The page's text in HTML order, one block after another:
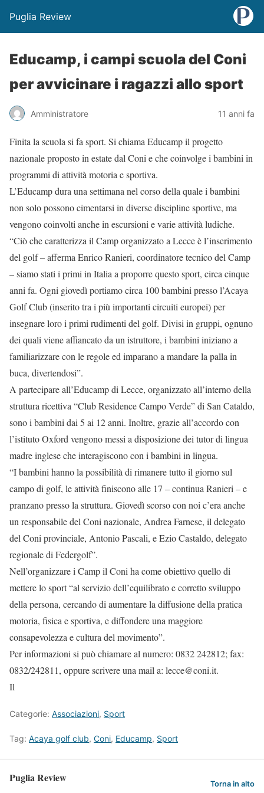
Puglia Review
Educamp, i campi scuola del Coni
per avvicinare i ragazzi allo sport
Amministratore 11 anni fa
Finita la scuola si fa sport. Si chiama Educamp il progetto
nazionale proposto in estate dal Coni e che coinvolge i bambini in
programmi di attività motoria e sportiva.
L’Educamp dura una settimana nel corso della quale i bambini
non solo possono cimentarsi in diverse discipline sportive, ma
vengono coinvolti anche in escursioni e varie attività ludiche.
“Ciò che caratterizza il Camp organizzato a Lecce è l’inserimento
del golf – afferma Enrico Ranieri, coordinatore tecnico del Camp
– siamo stati i primi in Italia a proporre questo sport, circa cinque
anni fa. Ogni giovedì portiamo circa 100 bambini presso l’Acaya
Golf Club (inserito tra i più importanti circuiti europei) per
insegnare loro i primi rudimenti del golf. Divisi in gruppi, ognuno
dei quali viene affiancato da un istruttore, i bambini iniziano a
familiarizzare con le regole ed imparano a mandare la palla in
buca, divertendosi”.
A partecipare all’Educamp di Lecce, organizzato all’interno della
struttura ricettiva “Club Residence Campo Verde” di San Cataldo,
sono i bambini dai 5 ai 12 anni. Inoltre, grazie all’accordo con
l’istituto Oxford vengono messi a disposizione dei tutor di lingua
madre inglese che interagiscono con i bambini in lingua.
“I bambini hanno la possibilità di rimanere tutto il giorno sul
campo di golf, le attività finiscono alle 17 – continua Ranieri – e
pranzano presso la struttura. Giovedì scorso con noi c’era anche
un responsabile del Coni nazionale, Andrea Farnese, il delegato
del Coni provinciale, Antonio Pascali, e Ezio Castaldo, delegato
regionale di Federgolf”.
Nell’organizzare i Camp il Coni ha come obiettivo quello di
mettere lo sport “al servizio dell’equilibrato e corretto sviluppo
della persona, cercando di aumentare la diffusione della pratica
motoria, fisica e sportiva, e diffondere una maggiore
consapevolezza e cultura del movimento”.
Per informazioni si può chiamare al numero: 0832 242812; fax:
0832/242811, oppure scrivere una mail a: lecce@coni.it.
Il
Categorie: Associazioni, Sport
Tag: Acaya golf club, Coni, Educamp, Sport
Puglia Review Torna in alto